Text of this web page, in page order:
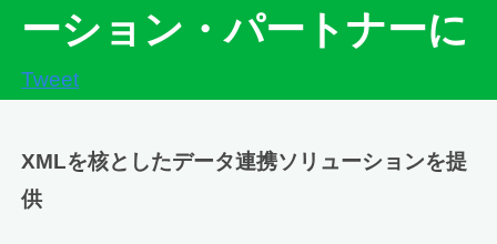
ーション・パートナーに
Tweet
XMLを核としたデータ連携ソリューションを提
供